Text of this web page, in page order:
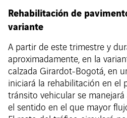
Rehabilitación de
variante
A partir de este trimestre y
aproximadamente, en la
calzada Girardot-Bogotá, en
iniciará la rehabilitación en el
tránsito vehicular se
el sentido en el que mayor